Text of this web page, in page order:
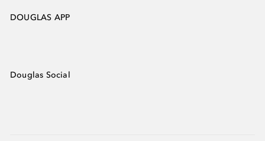
DOUGLAS APP
Douglas Social